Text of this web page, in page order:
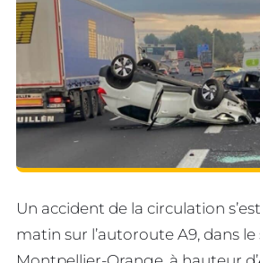
Un accident de la circulation
matin sur l’autoroute A9, dans le